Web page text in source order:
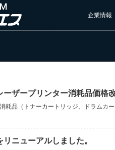
企業情報
ーザープリンター消耗品価格
耗品（トナーカートリッジ、ドラムカ
ニューアルしました。